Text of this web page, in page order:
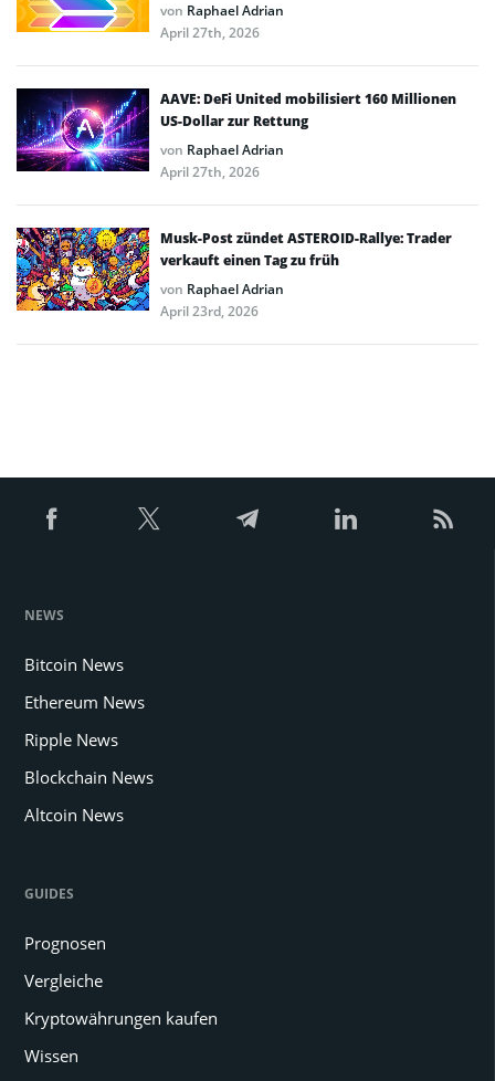
von Raphael Adrian
April 27th, 2026
AAVE: DeFi United mobilisiert 160 Millionen
US-Dollar zur Rettung
von Raphael Adrian
April 27th, 2026
Musk-Post zündet ASTEROID-Rallye: Trader
verkauft einen Tag zu früh
von Raphael Adrian
April 23rd, 2026
NEWS
Bitcoin News
Ethereum News
Ripple News
Blockchain News
Altcoin News
GUIDES
Prognosen
Vergleiche
Kryptowährungen kaufen
Wissen